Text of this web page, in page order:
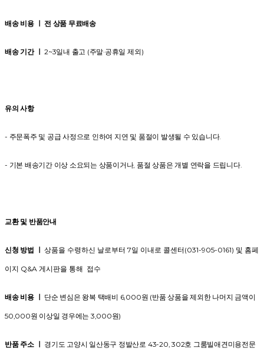
배송 비용 ㅣ 전 상품 무료배송
배송 기간 ㅣ2~3일내 출고 (주말·공휴일 제외)
유의 사항
- 주문폭주 및 공급 사정으로 인하여 지연 및 품절이 발생될 수 있습니다.
- 기본 배송기간 이상 소요되는 상품이거나, 품절 상품은 개별 연락을 드립니다.
교환 및 반품안내
신청 방법 ㅣ상품을 수령하신 날로부터 7일 이내로 콜센터(031-905-0161) 및 홈페
이지 Q&A 게시판을 통해 접수
배송 비용 ㅣ 단순 변심은 왕복 택배비 6,000원 (반품 상품을 제외한 나머지 금액이
50,000원 이상일 경우에는 3,000원)
반품 주소 ㅣ 경기도 고양시 일산동구 정발산로 43-20, 302호 그룸빌애견미용전문